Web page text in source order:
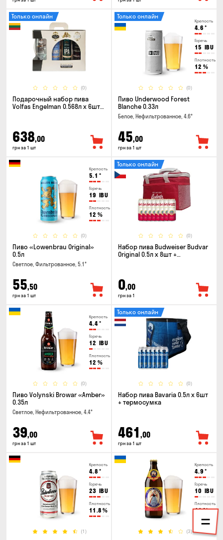
(0)
Только онлайн
Подарочный набор пива
Volfas Engelman 0.568л x 6шт +
638,00
грн за 1 шт
Крепость
4.6 °
Горечь
15 IBU
Плотность
12 %
(0)
Только онлайн
Пиво Underwood Forest
Blanche 0.33л
Белое, Нефильтрованное, 4.6°
45,00
грн за 1 шт
Крепость
5.1 °
Горечь
19 IBU
Плотность
12 %
(0)
Пиво «Lowenbrau Original»
0.5л
Светлое, Фильтрованное, 5.1°
55,50
грн за 1 шт
(0)
Только онлайн
Набор пива Budweiser Budvar
Original 0.5л x 8шт +
0,00
грн за 1
Крепость
4.4°
Горечь
12 IBU
Плотность
12 %
(0)
Пиво Volynski Browar «Amber»
0.35л
Светлое, Нефильтрованное, 4.4°
39,00
грн за 1 шт
(0)
Только онлайн
Набор пива Bavaria 0.5л х 6шт
+ термосумка
461 ,00
грн за 1 шт
Крепость
4.8 °
Горечь
23 IBU
Плотность
11.8 %
(1)
Крепость
4.9 °
Горечь
10 IBU
Плотность
11%
(3)